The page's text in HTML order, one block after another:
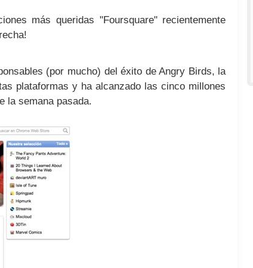
más queridas "Foursquare" recientemente
(por mucho) del éxito de Angry Birds, la
plataformas y ha alcanzado las cinco millones
la semana pasada.